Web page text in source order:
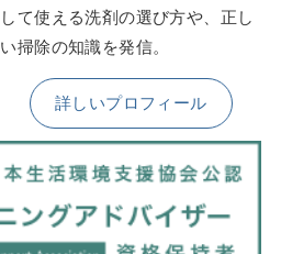
して使える洗剤の選び方や、正し
い掃除の知識を発信。
詳しいプロフィール